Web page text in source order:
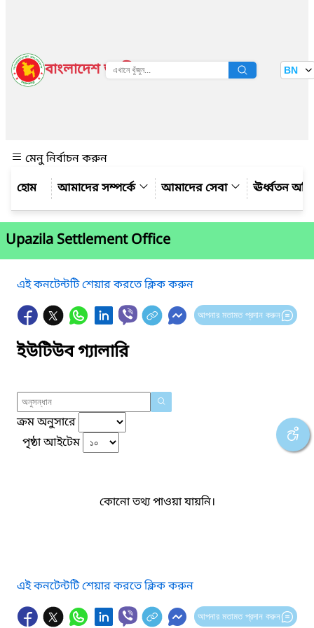
বাংলাদেশ জাতীয় তথ্য বাতায়ন BN
মেনু নির্বাচন করুন
আমাদের সম্পর্কে
আমাদের সেবা ঊর্ধ্বতন
Upazila Settlement Office
এই কনটেন্টটি শেয়ার করতে ক্লিক করুন
আপনার মতামত প্রদান করুন
ইউটিউব গ্যালারি
ক্রম অনুসারে
পৃষ্ঠা আইটেম
কোনো তথ্য পাওয়া যায়নি।
এই কনটেন্টটি শেয়ার করতে ক্লিক করুন
আপনার মতামত প্রদান করুন